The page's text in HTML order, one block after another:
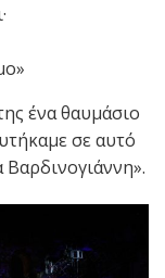
ένα θαυμάσιο
σε αυτό